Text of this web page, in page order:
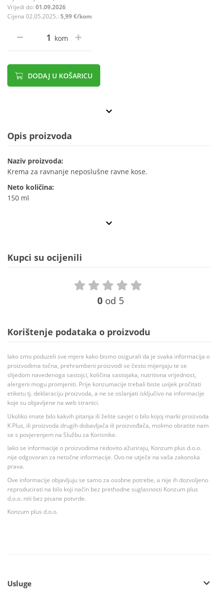
Vrijedi do: 01.09.2026
Cijena 02.05.2025.: 5,99 €/kom
kom
DODAJ U KOŠARICU
Opis proizvoda
Naziv proizvoda:
Krema za ravnanje neposlušne ravne kose.
Neto količina:
150 ml
Kupci su ocijenili
0 od 5
Korištenje podataka o proizvodu
Iako smo poduzeli sve mjere kako bismo osigurali da je svaka informacija o
proizvodima točna, prehrambeni proizvodi se često mijenjaju te se
slijedom navedenoga sastojci, količina sastojaka, nutritivna vrijednost,
alergeni mogu promjeniti. Prije konzumacije trebali biste uvijek pročitati
etiketu tj. deklaraciju proizvoda, a ne se oslanjati isključivo na informacije
koje su objavljene na web stranici.
Ukoliko imate bilo kakvih pitanja ili želite savjet o bilo kojoj marki proizvoda
K Plus, ili proizvoda drugih dobavljača ili proizvođača, molimo obratite nam
se s povjerenjem na Službu za Korisnike.
Iako se informacije o proizvodima redovito ažuriraju, Konzum plus d.o.o.
nije odgovoran za netočne informacije. Ovo ne utječe na vaša zakonska
prava.
Ove informacije objavljuju se samo za osobne potrebe, a nije ih dozvoljeno
reproducirati na bilo koji način bez prethodne suglasnosti Konzum plus
d.o.o. niti bez pisane potvrde.
Konzum plus d.o.o.
Usluge